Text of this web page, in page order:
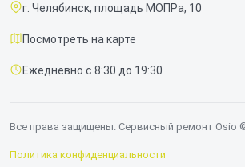
Доставка и способы оплаты
Диагностика
Контакты
г. Челябинск, площадь МОПРа, 10
Посмотреть на карте
Ежедневно с 8:30 до 19:30
Все права защищены. Сервисный ремонт Osio
Политика конфиденциальности